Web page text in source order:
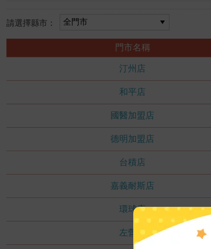
請選擇縣市：
門市名稱
汀州店
和平店
國醫加盟店
德明加盟店
台積店
嘉義耐斯店
環球店
左營店